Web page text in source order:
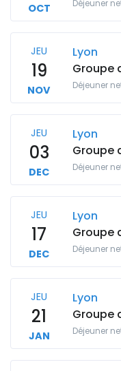
OCT Déjeuner
JEU
19
NOV
Lyon
Groupe
Déjeuner
JEU
03
DEC
Lyon
Groupe
Déjeuner
JEU
17
DEC
Lyon
Groupe
Déjeuner
JEU
21
JAN
Lyon
Groupe
Déjeuner